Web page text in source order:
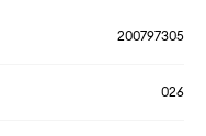
200797305
026